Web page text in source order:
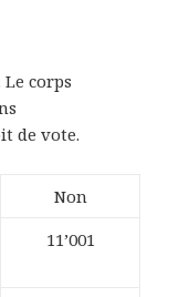
corps
de vote.
Non
11’001